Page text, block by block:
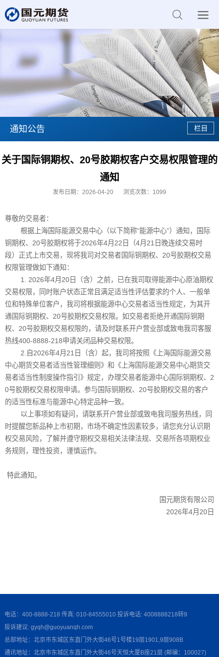
通知公告
关于国际铜期权、20号胶期权客户交易权限管理的
通知
发布日期：2026-04-20 浏览次数： 1099
尊敬的交易者：
根据上海国际能源交易中心（以下简称“能源中心”）通知，国际
铜期权、20号胶期权将于2026年4月22日（4月21日晚连续交易时
段）正式上市交易，现将我司对交易者国际铜期权、20号胶期权交易
权限管理做如下通知：
1. 2026年4月20日（含）之前，已在我司取得能源中心原油期权
交易权限，同时账户状态正常且满足适当性评估要求的个人、一般单
位和特殊单位客户，我司将根据能源中心交易者适当性规定，为其开
通国际铜期权、20号胶期权交易权限。如交易者拒绝开通国际铜期
权、20号胶期权交易权限的，请及时联系开户营业部或致电我司客服
热线400-8888-218申请关闭品种交易权限。
2.自2026年4月21日（含）起，我司将按照《上海国际能源交易
中心期货交易者适当性管理细则》和《上海国际能源交易中心期货交
易者适当性制度操作指引》规定，办理交易者能源中心国际铜期权、2
0号胶期权交易权限申请。参与国际铜期权、20号胶期权交易的客户
的适当性标准与能源中心特定品种一致。
以上事项如有疑问，请联系开户营业部或致电我司服务热线，同
时提醒您新品种上市初期，市场不确定性因素较多，请您充分认识期
权交易风险，了解并遵守期权交易相关法律法规、交易所各项期权业
务规则，理性投资，谨慎运作。
特此通知。
国元期货有限公司
2026年4月20日
电话：400-8888-218 传真: 010-84555010 投诉电话: 4008888218转9
投诉建议: gyqh@guoyuanqh.com
总部地址：北京市东城区东直门外大街46号1号楼19层1901,9层908B
通讯地址：北京市东城区东直门外大街46号天恒大厦B座21层 (邮编：100027)